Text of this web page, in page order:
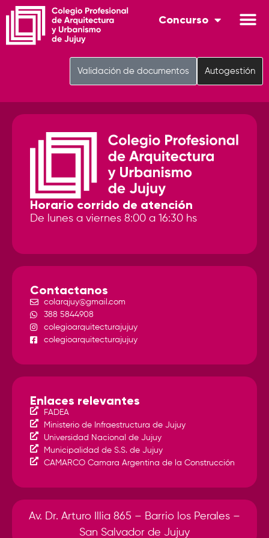
Autogestión
Validación de documentos
Concurso
Horario corrido de atención
De lunes a viernes 8:00 a 16:30 hs
Contactanos
colarqjuy@gmail.com
388 5844908
colegioarquitecturajujuy
colegioarquitecturajujuy
Enlaces relevantes
FADEA
Ministerio de Infraestructura de Jujuy
Universidad Nacional de Jujuy
Municipalidad de S.S. de Jujuy
CAMARCO Camara Argentina de la Construcción
Av. Dr. Arturo Illia 865 – Barrio los Perales –
San Salvador de Jujuy